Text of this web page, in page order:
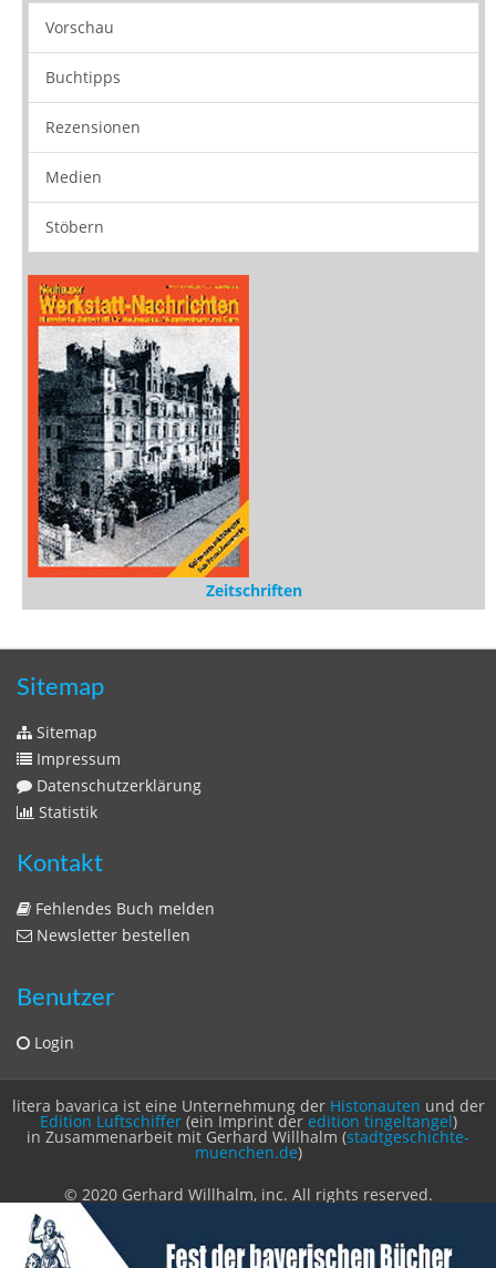
Vorschau
Buchtipps
Rezensionen
Medien
Stöbern
Zeitschriften
Sitemap
Sitemap
Impressum
Datenschutzerklärung
Statistik
Kontakt
Fehlendes Buch melden
Newsletter bestellen
Benutzer
Login
litera bavarica ist eine Unternehmung der Histonauten und der
Edition Luftschiffer(ein Imprint der edition tingeltangel)
in Zusammenarbeit mit Gerhard Willhalm (stadtgeschichte-
muenchen.de)
© 2020 Gerhard Willhalm, inc. All rights reserved.